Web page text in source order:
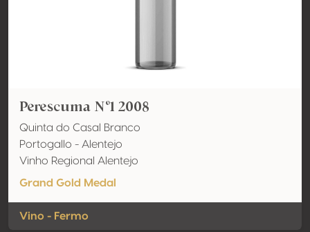
Perescuma Nº1 2008
Quinta do Casal Branco
Portogallo - Alentejo
Vinho Regional Alentejo
Grand Gold Medal
Vino - Fermo